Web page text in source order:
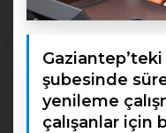
şubesinde
yenileme
çalışanlar için